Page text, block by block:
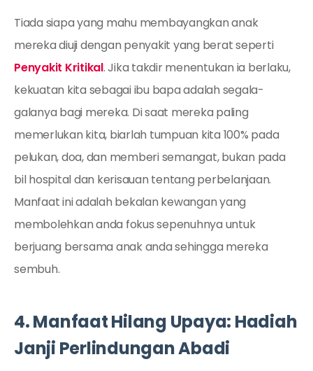
Tiada siapa yang mahu membayangkan anak
mereka diuji dengan penyakit yang berat seperti
Penyakit Kritikal. Jika takdir menentukan ia berlaku,
kekuatan kita sebagai ibu bapa adalah segala-
galanya bagi mereka. Di saat mereka paling
memerlukan kita, biarlah tumpuan kita 100% pada
pelukan, doa, dan memberi semangat, bukan pada
bil hospital dan kerisauan tentang perbelanjaan.
Manfaat ini adalah bekalan kewangan yang
membolehkan anda fokus sepenuhnya untuk
berjuang bersama anak anda sehingga mereka
sembuh.
4. Manfaat Hilang Upaya: Hadiah
Janji Perlindungan Abadi